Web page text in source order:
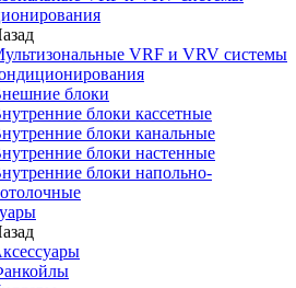
VRF и VRV системы
блоки
блоки кассетные
блоки канальные
блоки настенные
блоки напольно-